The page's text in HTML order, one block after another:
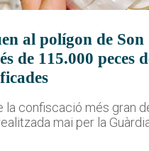
al polígon de Son
de 115.000 peces
la confiscació més gran
mai per la